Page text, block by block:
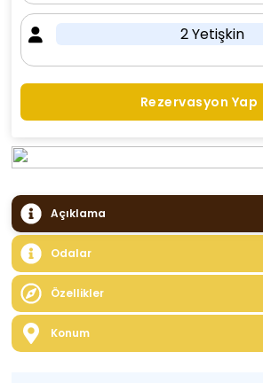
2 Yetişkin
Rezervasyon Yap
Açıklama
Odalar
Özellikler
Konum